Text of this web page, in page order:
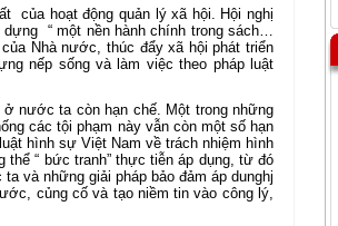
của hoạt động quản lý xã hội. Hội nghị
dựng “ một nền hành chính trong sách…
Nhà nước, thúc đẩy xã hội phát triển
nếp sống và làm việc theo pháp luật
nước ta còn hạn chế. Một trong những
các tội phạm này vẫn còn một số hạn
hình sự Việt Nam về trách nhiệm hình
“ bức tranh” thực tiễn áp dụng, từ đó
và những giải pháp bảo đảm áp dunghj
củng cố và tạo niềm tin vào công lý,